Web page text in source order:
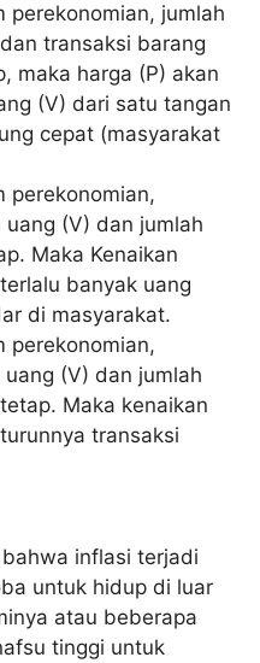
perekonomian, jumlah
transaksi barang
maka harga (P) akan
(V) dari satu tangan
cepat (masyarakat
perekonomian,
(V) dan jumlah
Maka Kenaikan
banyak uang
di masyarakat.
perekonomian,
(V) dan jumlah
Maka kenaikan
transaksi
inflasi terjadi
untuk hidup di luar
atau beberapa
tinggi untuk